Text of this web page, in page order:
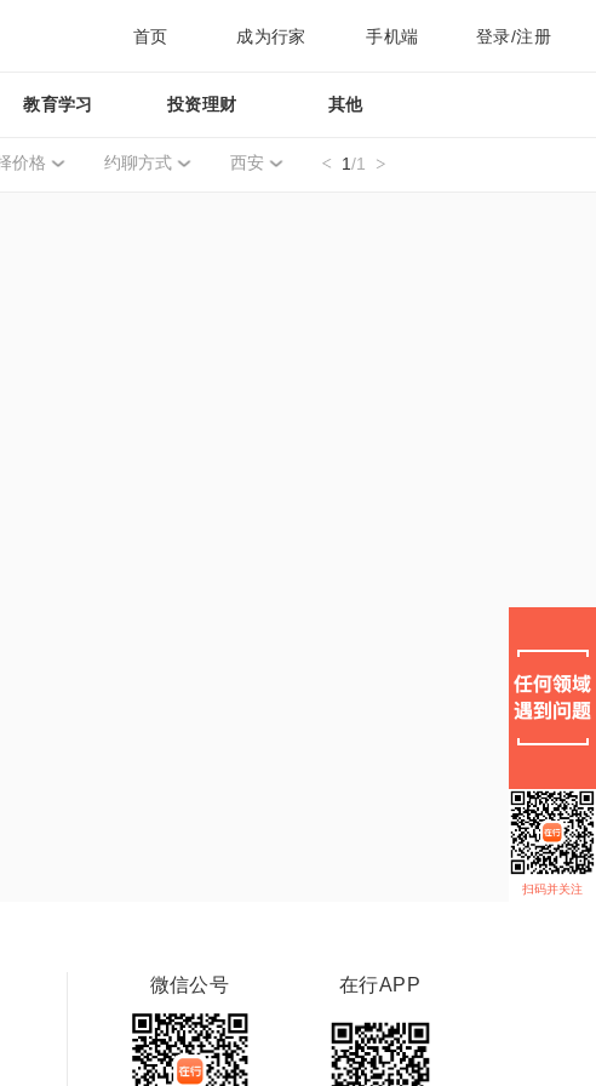
首页 成为行家 手机端 登录/注册
教育学习 投资理财 其他
价格 约聊方式 西安 1/1
扫码并关注
微信公号 在行APP